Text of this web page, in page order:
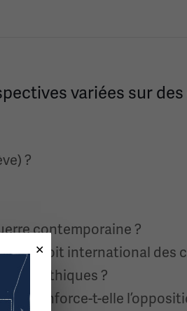
variées sur
?
contemporaine ?
du droit international des
et éthiques ?
et renforce-t-elle